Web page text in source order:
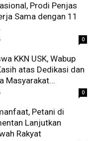
Prodi Penjas
Sama dengan 11
0
KKN USK, Wabup
atas Dedikasi dan
Masyarakat...
0
Petani di
Lanjutkan
Rakyat